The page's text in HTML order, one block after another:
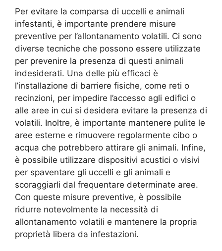
Per evitare la comparsa di uccelli e animali
infestanti, è importante prendere misure
preventive per l’allontanamento volatili. Ci sono
diverse tecniche che possono essere utilizzate
per prevenire la presenza di questi animali
indesiderati. Una delle più efficaci è
l’installazione di barriere fisiche, come reti o
recinzioni, per impedire l’accesso agli edifici o
alle aree in cui si desidera evitare la presenza di
volatili. Inoltre, è importante mantenere pulite le
aree esterne e rimuovere regolarmente cibo o
acqua che potrebbero attirare gli animali. Infine,
è possibile utilizzare dispositivi acustici o visivi
per spaventare gli uccelli e gli animali e
scoraggiarli dal frequentare determinate aree.
Con queste misure preventive, è possibile
ridurre notevolmente la necessità di
allontanamento volatili e mantenere la propria
proprietà libera da infestazioni.